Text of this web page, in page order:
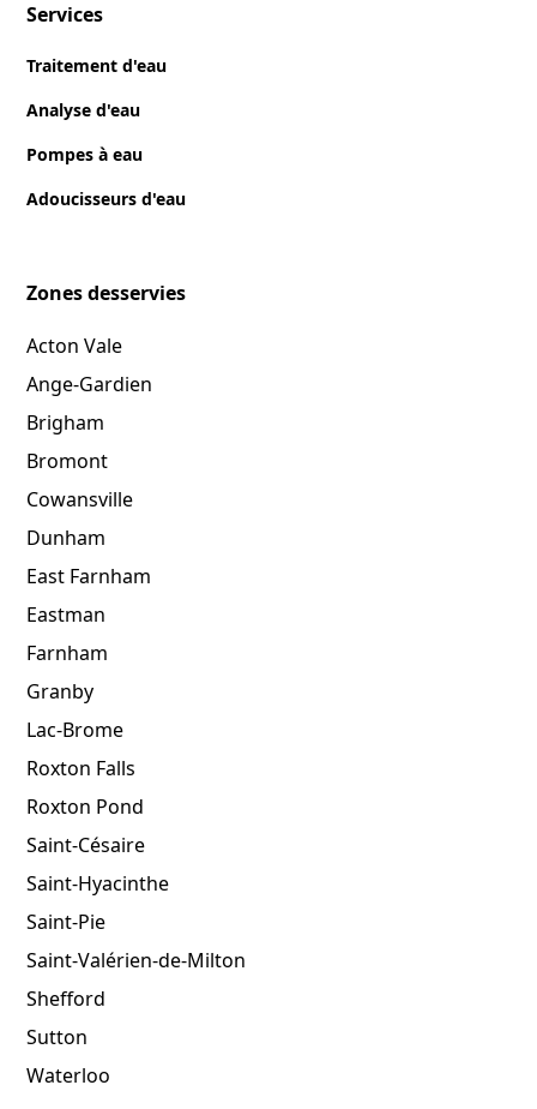
Services
Traitement d'eau
Analyse d'eau
Pompes à eau
Adoucisseurs d'eau
Zones desservies
Acton Vale
Ange-Gardien
Brigham
Bromont
Cowansville
Dunham
East Farnham
Eastman
Farnham
Granby
Lac-Brome
Roxton Falls
Roxton Pond
Saint-Césaire
Saint-Hyacinthe
Saint-Pie
Saint-Valérien-de-Milton
Shefford
Sutton
Waterloo